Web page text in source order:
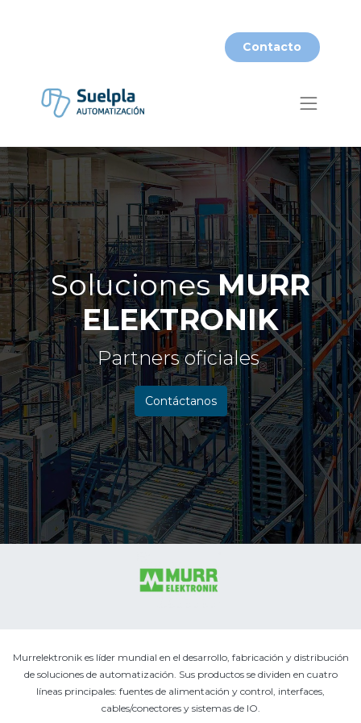
​​Contacto​​
SolucionesMURR
ELEKTRONIK
Partners oficiales
Contáctanos
Murrelektronik es líder mundial en el desarrollo, fabricación y distribución
de soluciones de automatización. Sus productos se dividen en cuatro
líneas principales: fuentes de alimentación y control, interfaces,
cables/conectores y sistemas de IO.